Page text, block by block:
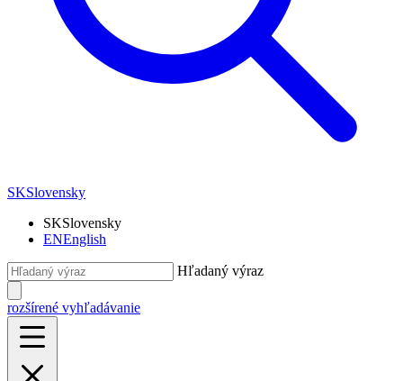
SKSlovensky
SKSlovensky
ENEnglish
Hľadaný výraz
rozšírené vyhľadávanie